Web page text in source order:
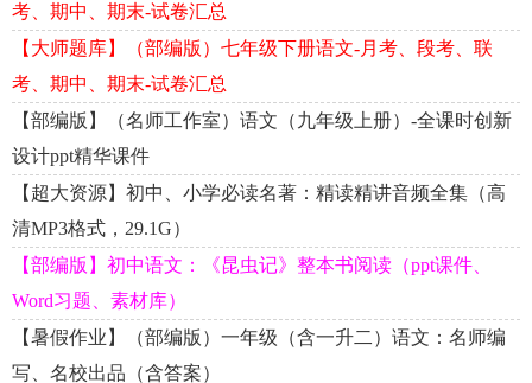
考、期中、期末-试卷汇总
【大师题库】（部编版）七年级下册语文-月考、段考、联
考、期中、期末-试卷汇总
【部编版】（名师工作室）语文（九年级上册）-全课时创新
设计ppt精华课件
【超大资源】初中、小学必读名著：精读精讲音频全集（高
清MP3格式，29.1G）
【部编版】初中语文：《昆虫记》整本书阅读（ppt课件、
Word习题、素材库）
【暑假作业】（部编版）一年级（含一升二）语文：名师编
写、名校出品（含答案）